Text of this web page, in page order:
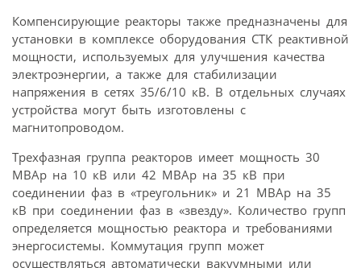
Компенсирующие реакторы также предназначены для
установки в комплексе оборудования СТК реактивной
мощности, используемых для улучшения качества
электроэнергии, а также для стабилизации
напряжения в сетях 35/6/10 кВ. В отдельных случаях
устройства могут быть изготовлены с
магнитопроводом.
Трехфазная группа реакторов имеет мощность 30
МВАр на 10 кВ или 42 МВАр на 35 кВ при
соединении фаз в «треугольник» и 21 МВАр на 35
кВ при соединении фаз в «звезду». Количество групп
определяется мощностью реактора и требованиями
энергосистемы. Коммутация групп может
осуществляться автоматически вакуумными или